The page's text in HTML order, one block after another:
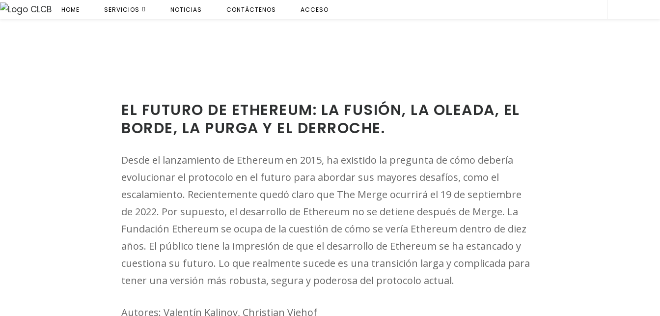
S
HOME SERVICIOS NOTICIAS CONTÁCTENOS ACCESO
EL FUTURO DE ETHEREUM: LA FUSIÓN, LA OLEADA, EL
BORDE, LA PURGA Y EL DERROCHE.
Desde el lanzamiento de Ethereum en 2015, ha existido la pregunta de cómo debería
evolucionar el protocolo en el futuro para abordar sus mayores desafíos, como el
escalamiento. Recientemente quedó claro que The Merge ocurrirá el 19 de septiembre
de 2022. Por supuesto, el desarrollo de Ethereum no se detiene después de Merge. La
Fundación Ethereum se ocupa de la cuestión de cómo se vería Ethereum dentro de diez
años. El público tiene la impresión de que el desarrollo de Ethereum se ha estancado y
cuestiona su futuro. Lo que realmente sucede es una transición larga y complicada para
tener una versión más robusta, segura y poderosa del protocolo actual.
Autores: Valentín Kalinov, Christian Viehof